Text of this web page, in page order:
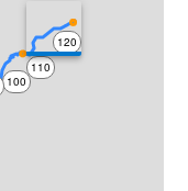
100
110
120